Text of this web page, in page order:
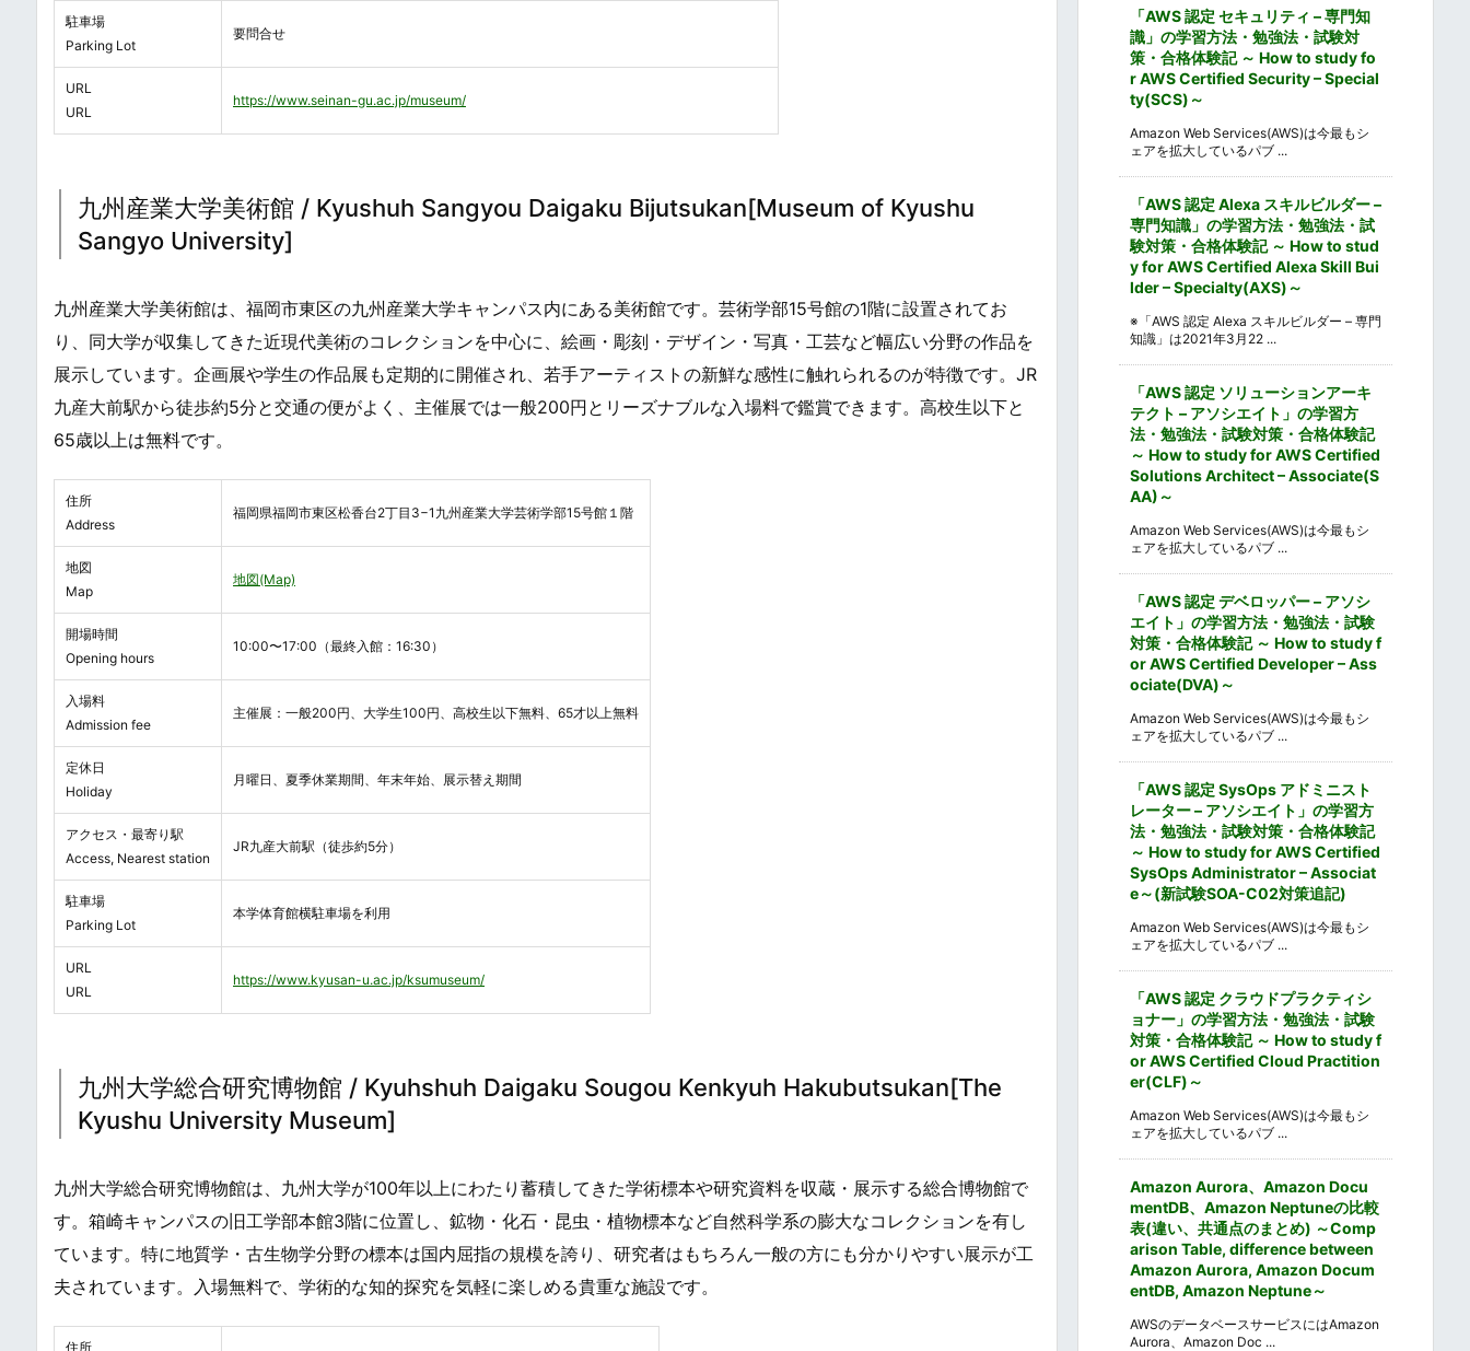
駐車場
Parking Lot
要問合せ
URL
URL
https://www.seinan-gu.ac.jp/museum/
九州産業大学美術館 / Kyushuh Sangyou Daigaku Bijutsukan[Museum of Kyushu
Sangyo University]
九州産業大学美術館は、福岡市東区の九州産業大学キャンパス内にある美術館です。芸術学部15号館の1階に設置されてお
り、同大学が収集してきた近現代美術のコレクションを中心に、絵画・彫刻・デザイン・写真・工芸など幅広い分野の作品を
展示しています。企画展や学生の作品展も定期的に開催され、若手アーティストの新鮮な感性に触れられるのが特徴です。JR
九産大前駅から徒歩約5分と交通の便がよく、主催展では一般200円とリーズナブルな入場料で鑑賞できます。高校生以下と
65歳以上は無料です。
住所
Address
福岡県福岡市東区松香台2丁目3−1九州産業大学芸術学部15号館１階
地図
Map
地図(Map)
開場時間
Opening hours
10:00〜17:00（最終入館：16:30）
入場料
Admission fee
主催展：一般200円、大学生100円、高校生以下無料、65才以上無料
定休日
Holiday
月曜日、夏季休業期間、年末年始、展示替え期間
アクセス・最寄り駅
Access, Nearest station
JR九産大前駅（徒歩約5分）
駐車場
Parking Lot
本学体育館横駐車場を利用
URL
URL
https://www.kyusan-u.ac.jp/ksumuseum/
九州大学総合研究博物館 / Kyuhshuh Daigaku Sougou Kenkyuh Hakubutsukan[The
Kyushu University Museum]
九州大学総合研究博物館は、九州大学が100年以上にわたり蓄積してきた学術標本や研究資料を収蔵・展示する総合博物館で
す。箱崎キャンパスの旧工学部本館3階に位置し、鉱物・化石・昆虫・植物標本など自然科学系の膨大なコレクションを有し
ています。特に地質学・古生物学分野の標本は国内屈指の規模を誇り、研究者はもちろん一般の方にも分かりやすい展示が工
夫されています。入場無料で、学術的な知的探究を気軽に楽しめる貴重な施設です。
住所
「AWS 認定 セキュリティ – 専門知
識」の学習方法・勉強法・試験対
策・合格体験記 ～ How to study fo
r AWS Certified Security – Special
ty(SCS)～
Amazon Web Services(AWS)は今最もシ
ェアを拡大しているパブ ...
「AWS 認定 Alexa スキルビルダー –
専門知識」の学習方法・勉強法・試
験対策・合格体験記 ～ How to stud
y for AWS Certified Alexa Skill Bui
lder – Specialty(AXS)～
※「AWS 認定 Alexa スキルビルダー – 専門
知識」は2021年3月22 ...
「AWS 認定 ソリューションアーキ
テクト – アソシエイト」の学習方
法・勉強法・試験対策・合格体験記
～ How to study for AWS Certified
Solutions Architect – Associate(S
AA)～
Amazon Web Services(AWS)は今最もシ
ェアを拡大しているパブ ...
「AWS 認定 デベロッパー – アソシ
エイト」の学習方法・勉強法・試験
対策・合格体験記 ～ How to study f
or AWS Certified Developer – Ass
ociate(DVA)～
Amazon Web Services(AWS)は今最もシ
ェアを拡大しているパブ ...
「AWS 認定 SysOps アドミニスト
レーター – アソシエイト」の学習方
法・勉強法・試験対策・合格体験記
～ How to study for AWS Certified
SysOps Administrator – Associat
e～(新試験SOA-C02対策追記)
Amazon Web Services(AWS)は今最もシ
ェアを拡大しているパブ ...
「AWS 認定 クラウドプラクティシ
ョナー」の学習方法・勉強法・試験
対策・合格体験記 ～ How to study f
or AWS Certified Cloud Practition
er(CLF)～
Amazon Web Services(AWS)は今最もシ
ェアを拡大しているパブ ...
Amazon Aurora、Amazon Docu
mentDB、Amazon Neptuneの比較
表(違い、共通点のまとめ) ～Comp
arison Table, difference between
Amazon Aurora, Amazon Docum
entDB, Amazon Neptune～
AWSのデータベースサービスにはAmazon
Aurora、Amazon Doc ...